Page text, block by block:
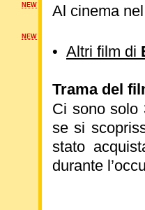
Al cinema
• Altri film di
Trama del
Ci sono solo
se si
stato
durante
NEW
NEW